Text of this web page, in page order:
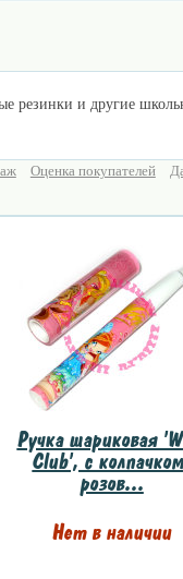
резинки и другие
Оценка покупателей
Ручка шариковая
Club', с
розов...
Нет в наличии